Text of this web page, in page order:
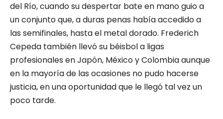
del Río, cuando su despertar bate en mano guio a
un conjunto que, a duras penas había accedido a
las semifinales, hasta el metal dorado. Frederich
Cepeda también llevó su béisbol a ligas
profesionales en Japón, México y Colombia aunque
en la mayoría de las ocasiones no pudo hacerse
justicia, en una oportunidad que le llegó tal vez un
poco tarde.